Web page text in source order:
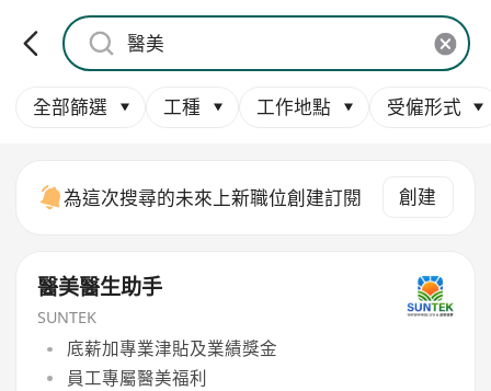
全部篩選 工種 工作地點 受僱形式
為這次搜尋的未來上新職位創建訂閱 創建
醫美醫生助手
SUNTEK
底薪加專業津貼及業績獎金
員工專屬醫美福利